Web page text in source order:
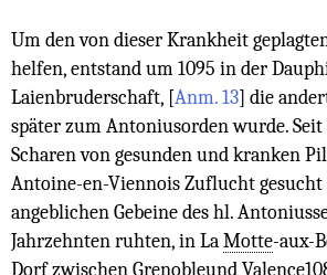
Um den von dieser Krankheit
helfen, entstand um 1095 in der
Laienbruderschaft, [Anm. 13] die
später zum Antoniusorden wurde. Seit
Scharen von gesunden und kranken
Antoine-en-Viennois Zuflucht gesucht
angeblichen Gebeine des hl.
Jahrzehnten ruhten, in La Motte-aux-
Dorf zwischen Grenobleund